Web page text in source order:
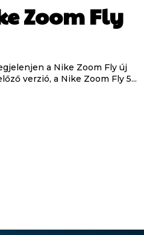
Zoom Fly
a Nike Zoom Fly új
verzió, a Nike Zoom Fly 5...